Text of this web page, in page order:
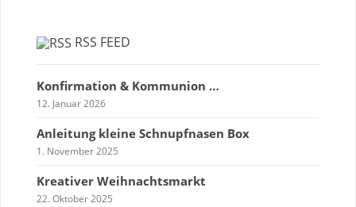
RSS FEED
Konfirmation & Kommunion …
12. Januar 2026
Anleitung kleine Schnupfnasen Box
1. November 2025
Kreativer Weihnachtsmarkt
22. Oktober 2025